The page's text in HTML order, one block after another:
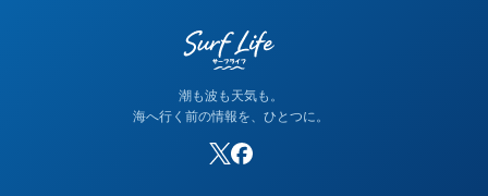
潮も波も天気も。
海へ行く前の情報を、ひとつに。